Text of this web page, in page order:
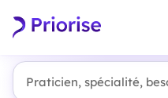
Praticien, spécialité,